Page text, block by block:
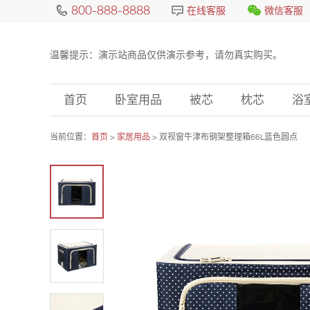
800-888-8888 在线客服 微信客服
温馨提示：演示站商品仅供演示参考，请勿真实购买。
首页 卧室用品 被芯 枕芯 浴
当前位置： 首页 > 家居用品 > 双视窗牛津布钢架整理箱66L蓝色圆点